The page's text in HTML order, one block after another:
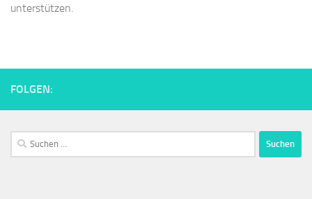
unterstützen.
FOLGEN:
Suchen
nach: